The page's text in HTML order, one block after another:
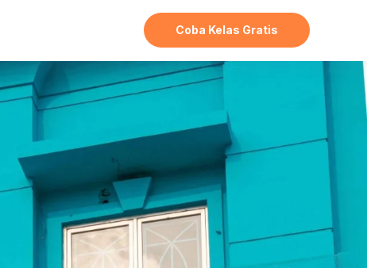
Coba Kelas Gratis